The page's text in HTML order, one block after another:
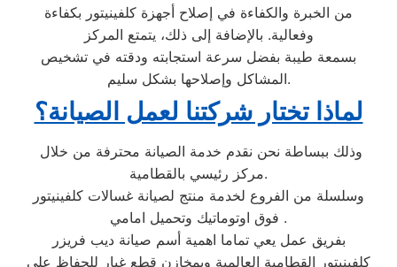
من الخبرة والكفاءة في إصلاح أجهزة كلفينيتور بكفاءة
وفعالية. بالإضافة إلى ذلك، يتمتع المركز
بسمعة طيبة بفضل سرعة استجابته ودقته في تشخيص
المشاكل وإصلاحها بشكل سليم.
لماذا تختار شركتنا لعمل الصيانة؟
مركز رئيسي بالقطامية.
وسلسلة من الفروع لخدمة منتج لصيانة غسالات كلفينيتور
فوق اوتوماتيك وتحميل امامي .
بفريق عمل يعي تماما اهمية أسم صيانة ديب فريزر
كلفينيتور القطامية العالمية وبمخازن قطع غيار للحفاظ علي